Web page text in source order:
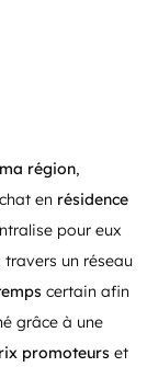
région,
en résidence
pour eux
travers un réseau
certain afin
grâce à une
promoteurs et